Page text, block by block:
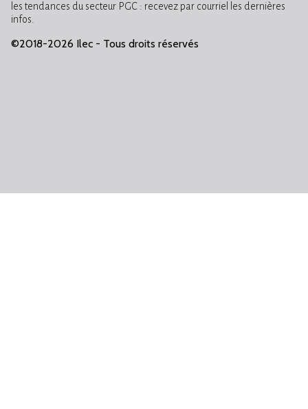
les tendances du secteur PGC : recevez par courriel les dernières
infos.
©2018-2026 Ilec - Tous droits réservés